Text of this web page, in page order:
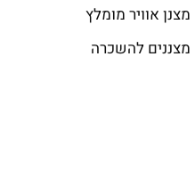
מצנן אוויר מומלץ
מצננים להשכרה